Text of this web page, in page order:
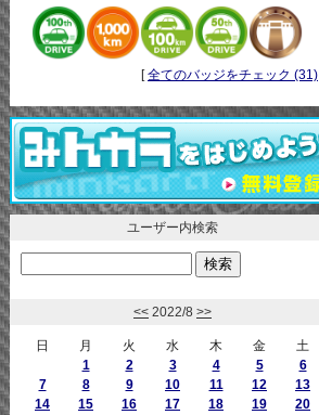
[全てのバッジをチェック (31)
ユーザー内検索
<< 2022/8 >>
日 月 火 水 木 金
土
1
2 3 4 5
6
7
8 9 10 11 12
13
14
15 16 17 18 19
20